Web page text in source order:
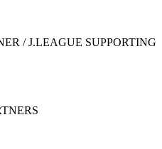
/ J.LEAGUE SUPPORTING